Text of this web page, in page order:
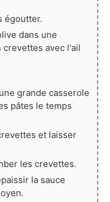
égoutter.
dans une
avec l'ail
grande casserole
pâtes le temps
et laisser
les crevettes.
la sauce